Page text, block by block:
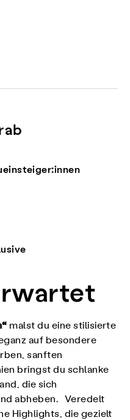
malst du eine stilisierte
auf besondere
sanften
bringst du schlanke
die sich
abheben. Veredelt
Highlights, die gezielt